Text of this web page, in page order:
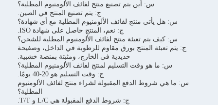
س: أين يتم تصنيع منتج لفائف الألومنيوم المطلية؟
ج: يتم تصنيع المنتج في الصين.
س: هل يأتي منتج لفائف الألومنيوم المطلية مع أي شهادة؟
ج: نعم، المنتج حاصل على شهادة ISO.
س: كيف يتم تعبئة منتج لفائف الألومنيوم المطلية للشحن؟
ج: يتم تعبئة المنتج بورق مقاوم للرطوبة في الداخل، وصفيحة
حديدية في الخارج، ومثبتة بمنصة خشبية.
س: ما هو وقت التسليم لمنتج لفائف الألومنيوم المطلية؟
ج: وقت التسليم هو 20-40 يومًا.
س: ما هي شروط الدفع المقبولة لشراء منتج لفائف الألومنيوم
المطلية؟
ج: شروط الدفع المقبولة هي L/C و T/T.